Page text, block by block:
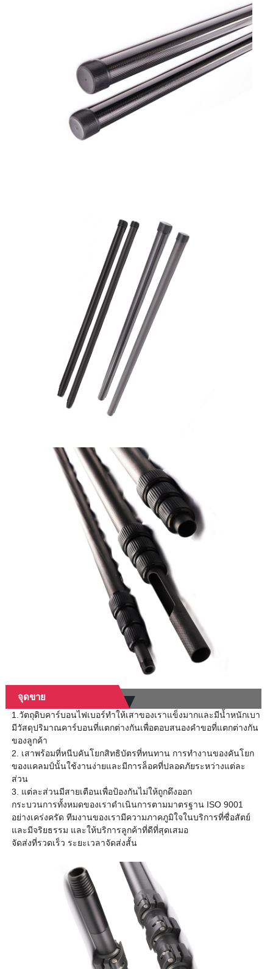
จุดขาย
1.วัตถุดิบคาร์บอนไฟเบอร์ทำให้เสาของเราแข็งมากและมีน้ำหนักเบา
มีวัสดุปริมาณคาร์บอนที่แตกต่างกันเพื่อตอบสนองคำขอที่แตกต่างกัน
ของลูกค้า
2. เสาพร้อมที่หนีบคันโยกสิทธิบัตรที่ทนทาน การทำงานของคันโยก
ของแคลมป์นั้นใช้งานง่ายและมีการล็อคที่ปลอดภัยระหว่างแต่ละ
ส่วน
3. แต่ละส่วนมีสายเตือนเพื่อป้องกันไม่ให้ถูกดึงออก
กระบวนการทั้งหมดของเราดำเนินการตามมาตรฐาน ISO 9001
อย่างเคร่งครัด ทีมงานของเรามีความภาคภูมิใจในบริการที่ซื่อสัตย์
และมีจริยธรรม และให้บริการลูกค้าที่ดีที่สุดเสมอ
จัดส่งที่รวดเร็ว ระยะเวลาจัดส่งสั้น